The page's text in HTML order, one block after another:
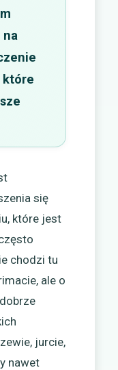
które
się
które jest
chodzi tu
ale o
jurcie,
nawet